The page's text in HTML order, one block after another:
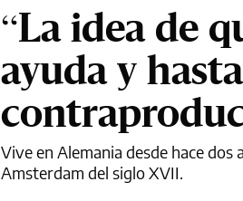
“La idea de
ayuda y
Vive en Alemania desde hace dos
Amsterdam del siglo XVII.